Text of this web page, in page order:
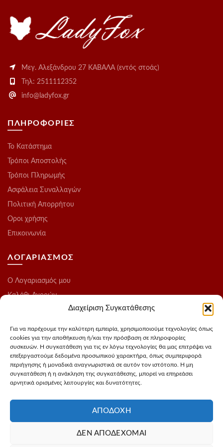
Διαχείριση Συγκατάθεσης
Για να παρέχουμε την καλύτερη εμπειρία, χρησιμοποιούμε τεχνολογίες όπως
cookies για την αποθήκευση ή/και την πρόσβαση σε πληροφορίες
συσκευών. Η συγκατάθεση για τις εν λόγω τεχνολογίες θα μας επιτρέψει να
επεξεργαστούμε δεδομένα προσωπικού χαρακτήρα, όπως συμπεριφορά
περιήγησης ή μοναδικά αναγνωριστικά σε αυτόν τον ιστότοπο. Η μη
συγκατάθεση ή η ανάκληση της συγκατάθεσης, μπορεί να επηρεάσει
αρνητικά ορισμένες λειτουργίες και δυνατότητες.
ΑΠΟΔΟΧΉ
ΔΕΝ ΑΠΟΔΈΧΟΜΑΙ
Μεγ. Αλεξάνδρου 27 ΚΑΒΑΛΑ (εντός στοάς)
Τηλ: 2511112352
info@ladyfox.gr
ΠΛΗΡΟΦΟΡΙΕΣ
Το Kατάστημα
Τρόποι Αποστολής
Τρόποι Πληρωμής
Ασφάλεια Συναλλαγών
Πολιτική Απορρήτου
Οροι χρήσης
Επικοινωνία
ΛΟΓΑΡΙΑΣΜΟΣ
O Λογαριασμός μου
Καλάθι Αγορών
Ολοκλήρωση Παραγγελίας
Blog
ΑΚΟΛΟΥΘΗΣΤΕ ΜΑΣ
FaceBook